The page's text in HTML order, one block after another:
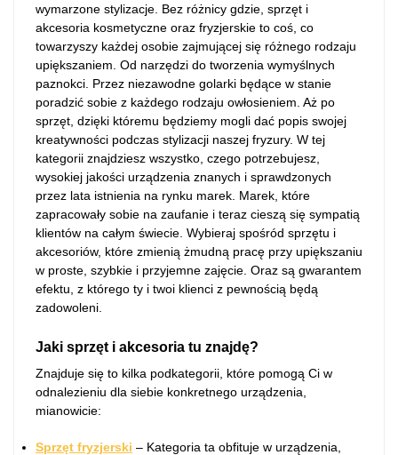
wymarzone stylizacje. Bez różnicy gdzie, sprzęt i
akcesoria kosmetyczne oraz fryzjerskie to coś, co
towarzyszy każdej osobie zajmującej się różnego rodzaju
upiększaniem. Od narzędzi do tworzenia wymyślnych
paznokci. Przez niezawodne golarki będące w stanie
poradzić sobie z każdego rodzaju owłosieniem. Aż po
sprzęt, dzięki któremu będziemy mogli dać popis swojej
kreatywności podczas stylizacji naszej fryzury. W tej
kategorii znajdziesz wszystko, czego potrzebujesz,
wysokiej jakości urządzenia znanych i sprawdzonych
przez lata istnienia na rynku marek. Marek, które
zapracowały sobie na zaufanie i teraz cieszą się sympatią
klientów na całym świecie. Wybieraj spośród sprzętu i
akcesoriów, które zmienią żmudną pracę przy upiększaniu
w proste, szybkie i przyjemne zajęcie. Oraz są gwarantem
efektu, z którego ty i twoi klienci z pewnością będą
zadowoleni.
Jaki sprzęt i akcesoria tu znajdę?
Znajduje się to kilka podkategorii, które pomogą Ci w
odnalezieniu dla siebie konkretnego urządzenia,
mianowicie:
Sprzęt fryzjerski – Kategoria ta obfituje w urządzenia,